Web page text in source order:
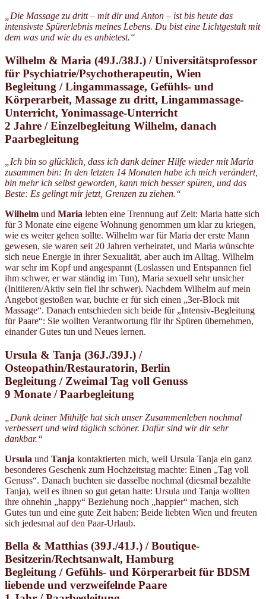
„Die Massage zu dritt – mit dir und Anton – ist bis heute das
intensivste Spürerlebnis meines Lebens. Du bist eine Lichtgestalt mit
dem was und wie du es anbietest.“
Wilhelm & Maria (49J./38J.) / Universitätsprofessor
für Psychiatrie/Psychotherapeutin, Wien
Begleitung / Lingammassage, Gefühls- und
Körperarbeit, Massage zu dritt, Lingammassage-
Unterricht, Yonimassage-Unterricht
2 Jahre / Einzelbegleitung Wilhelm, danach
Paarbegleitung
„Ich bin so glücklich, dass ich dank deiner Hilfe wieder mit Maria
zusammen bin: In den letzten 14 Monaten habe ich mich verändert,
bin mehr ich selbst geworden, kann mich besser spüren, und das
Beste: Es gelingt mir jetzt, Grenzen zu ziehen.“
Wilhelm und Maria lebten eine Trennung auf Zeit: Maria hatte sich
für 3 Monate eine eigene Wohnung genommen um klar zu kriegen,
wie es weiter gehen sollte. Wilhelm war für Maria der erste Mann
gewesen, sie waren seit 20 Jahren verheiratet, und Maria wünschte
sich neue Energie in ihrer Sexualität, aber auch im Alltag. Wilhelm
war sehr im Kopf und angespannt (Loslassen und Entspannen fiel
ihm schwer, er war ständig im Tun), Maria sexuell sehr unsicher
(Initiieren/Aktiv sein fiel ihr schwer). Nachdem Wilhelm auf mein
Angebot gestoßen war, buchte er für sich einen „3er-Block mit
Massage“. Danach entschieden sich beide für „Intensiv-Begleitung
für Paare“: Sie wollten Verantwortung für ihr Spüren übernehmen,
einander Gutes tun und Neues lernen.
Ursula & Tanja (36J./39J.) /
Osteopathin/Restauratorin, Berlin
Begleitung / Zweimal Tag voll Genuss
9 Monate / Paarbegleitung
„Dank deiner Mithilfe hat sich unser Zusammenleben nochmal
verbessert und wird täglich schöner. Dafür sind wir dir sehr
dankbar.“
Ursula und Tanja kontaktierten mich, weil Ursula Tanja ein ganz
besonderes Geschenk zum Hochzeitstag machte: Einen „Tag voll
Genuss“. Danach buchten sie dasselbe nochmal (diesmal bezahlte
Tanja), weil es ihnen so gut getan hatte: Ursula und Tanja wollten
ihre ohnehin „happy“ Beziehung noch „happier“ machen, sich
Gutes tun und eine gute Zeit haben: Beide liebten Wien und freuten
sich jedesmal auf den Paar-Urlaub.
Bella & Matthias (39J./41J.) / Boutique-
Besitzerin/Rechtsanwalt, Hamburg
Begleitung / Gefühls- und Körperarbeit für BDSM
liebende und verzweifelnde Paare